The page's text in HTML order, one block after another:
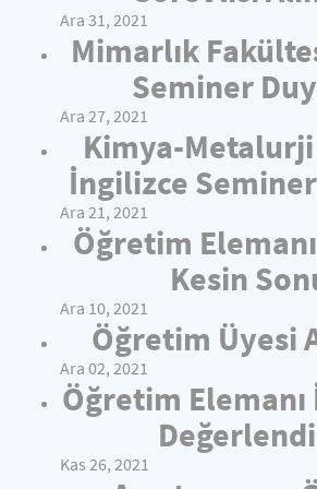
Ara 31, 2021
Mimarlık
Seminer
Ara 27, 2021
Kimya-
İngilizce
Ara 21, 2021
Öğretim
Kesin
Ara 10, 2021
Öğretim Üyesi
Ara 02, 2021
Öğretim Elemanı
Kas 26, 2021